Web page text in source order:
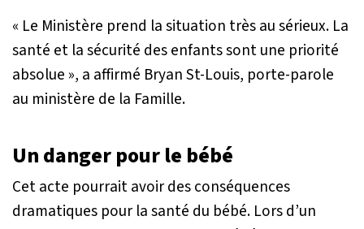
« Le Ministère prend la situation très au sérieux. La
santé et la sécurité des enfants sont une priorité
absolue », a affirmé Bryan St-Louis, porte-parole
au ministère de la Famille.
Un danger pour le bébé
Cet acte pourrait avoir des conséquences
dramatiques pour la santé du bébé. Lors d’un